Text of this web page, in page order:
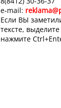
e-mail:
Если ВЫ
тексте,
нажмите